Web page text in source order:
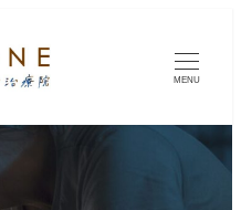
MENU